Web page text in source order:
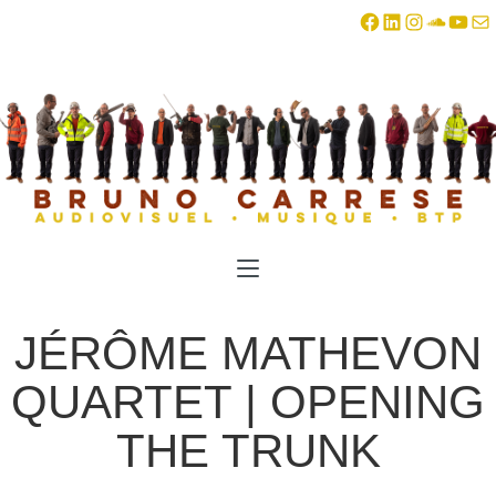
Facebook
LinkedIn E-
JÉRÔME MATHEVON
QUARTET | OPENING
THE TRUNK